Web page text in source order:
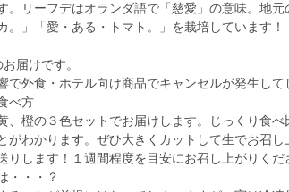
。リーフデはオランダ語で「慈愛」の意味。地
。」「愛・ある・トマト。」を栽培しています！
届けです。
で外食・ホテル向け商品でキャンセルが発生して
べ方
、橙の３色セットでお届けします。じっくり食
がわかります。ぜひ大きくカットして生でお召し
りします！１週間程度を目安にお召し上がりくだ
・・・？